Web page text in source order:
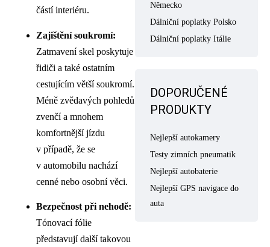
částí interiéru.
Zajištění soukromí:
Zatmavení skel poskytuje
řidiči a také ostatním
cestujícím větší soukromí.
Méně zvědavých pohledů
zvenčí a mnohem
komfortnější jízdu
v případě, že se
v automobilu nachází
cenné nebo osobní věci.
Bezpečnost při nehodě:
Tónovací fólie
představují další takovou
Německo
Dálniční poplatky Polsko
Dálniční poplatky Itálie
DOPORUČENÉ
PRODUKTY
Nejlepší autokamery
Testy zimních pneumatik
Nejlepší autobaterie
Nejlepší GPS navigace do
auta